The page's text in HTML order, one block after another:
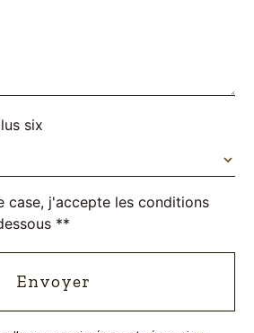
six
case, j'accepte les conditions
**
Envoyer